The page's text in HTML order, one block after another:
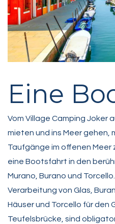
Eine
Vom Village Camping Joker
mieten und ins Meer gehen,
Taufgänge im offenen Meer
eine Bootsfahrt in den
Murano, Burano und
Verarbeitung von Glas,
Häuser und Torcello für den
Teufelsbrücke, sind